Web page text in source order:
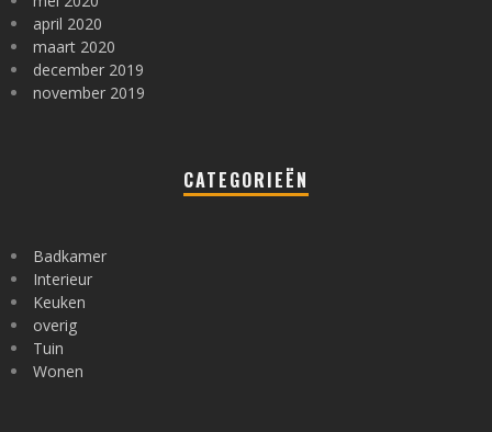
april 2020
maart 2020
december 2019
november 2019
CATEGORIEËN
Badkamer
Interieur
Keuken
overig
Tuin
Wonen